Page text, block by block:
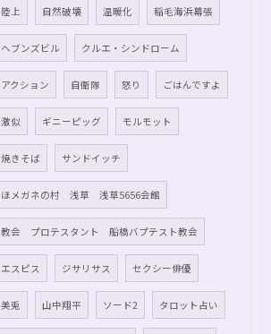
陸上 自然破壊 温暖化 稲毛海浜幕張
ヘブンズビル クルエ・シンドローム
アクション 自衛隊 怒り ごはんですよ
激似 ギニーピッグ モルモット
焼きそば サンドイッチ
ほメガネの村 浅草 浅草5656会館
教会 プロテスタント 船橋バプテスト教会
エスピス ジサリサス セクシー俳優
美兎 山中翔平 ソード2 タロット占い